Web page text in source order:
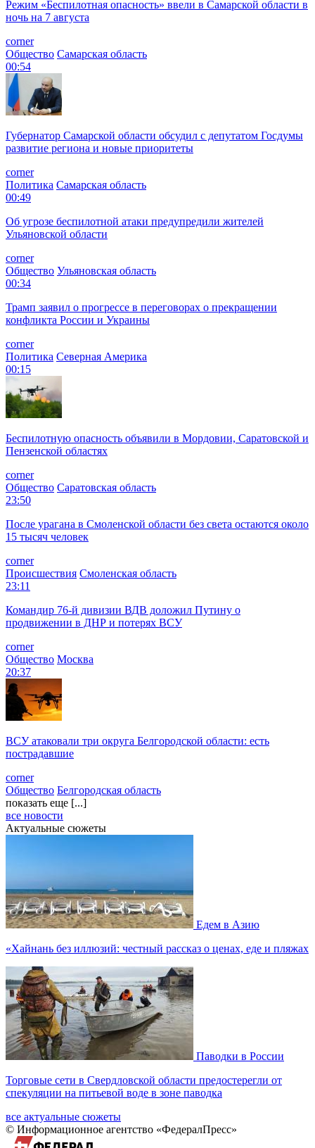
Режим «Беспилотная опасность» ввели в Самарской области в
ночь на 7 августа
corner
Общество Самарская область
00:54
Губернатор Самарской области обсудил с депутатом Госдумы
развитие региона и новые приоритеты
corner
Политика Самарская область
00:49
Об угрозе беспилотной атаки предупредили жителей
Ульяновской области
corner
Общество Ульяновская область
00:34
Трамп заявил о прогрессе в переговорах о прекращении
конфликта России и Украины
corner
Политика Северная Америка
00:15
Беспилотную опасность объявили в Мордовии, Саратовской и
Пензенской областях
corner
Общество Саратовская область
23:50
После урагана в Смоленской области без света остаются около
15 тысяч человек
corner
Происшествия Смоленская область
23:11
Командир 76-й дивизии ВДВ доложил Путину о
продвижении в ДНР и потерях ВСУ
corner
Общество Москва
20:37
ВСУ атаковали три округа Белгородской области: есть
пострадавшие
corner
Общество Белгородская область
показать еще [...]
все новости
Актуальные сюжеты
Едем в Азию
«Хайнань без иллюзий: честный рассказ о ценах, еде и пляжах
Паводки в России
Торговые сети в Свердловской области предостерегли от
спекуляции на питьевой воде в зоне паводка
все актуальные сюжеты
© Информационное агентство «ФедералПресс»